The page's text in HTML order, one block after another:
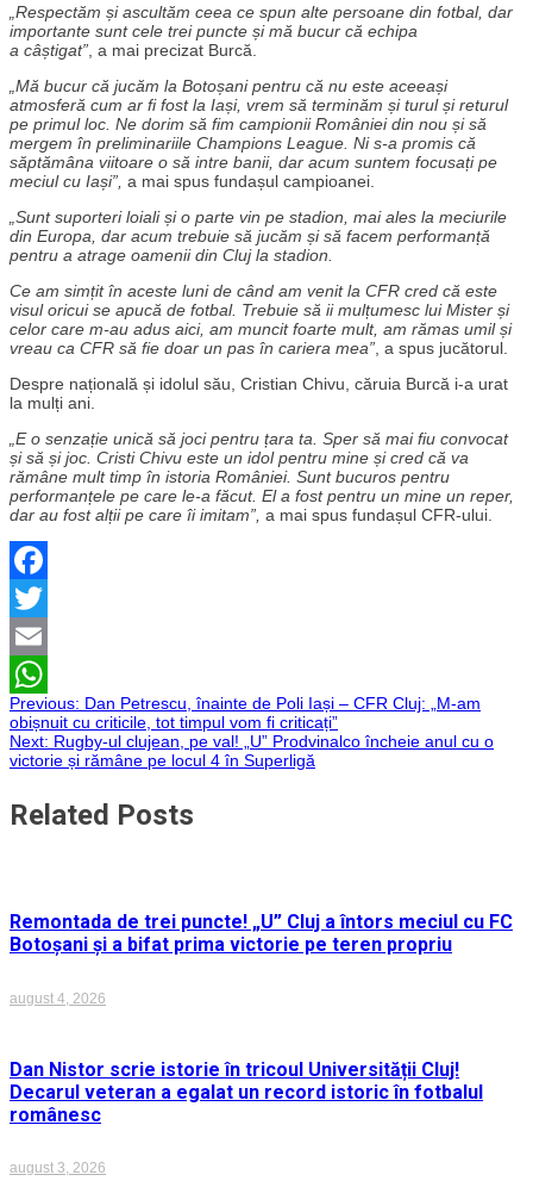
„Respectăm și ascultăm ceea ce spun alte persoane din fotbal, dar
importante sunt cele trei puncte și mă bucur că echipa
a câștigat” , a mai precizat Burcă.
„Mă bucur că jucăm la Botoșani pentru că nu este aceeași
atmosferă cum ar fi fost la Iași, vrem să terminăm și turul și returul
pe primul loc. Ne dorim să fim campionii României din nou și să
mergem în preliminariile Champions League. Ni s-a promis că
săptămâna viitoare o să intre banii, dar acum suntem focusați pe
meciul cu Iași”, a mai spus fundașul campioanei.
„Sunt suporteri loiali și o parte vin pe stadion, mai ales la meciurile
din Europa, dar acum trebuie să jucăm și să facem performanță
pentru a atrage oamenii din Cluj la stadion.
Ce am simțit în aceste luni de când am venit la CFR cred că este
visul oricui se apucă de fotbal. Trebuie să ii mulțumesc lui Mister și
celor care m-au adus aici, am muncit foarte mult, am rămas umil și
vreau ca CFR să fie doar un pas în cariera mea” , a spus jucătorul.
Despre națională și idolul său, Cristian Chivu, căruia Burcă i-a urat
la mulți ani.
„E o senzație unică să joci pentru țara ta. Sper să mai fiu convocat
și să și joc. Cristi Chivu este un idol pentru mine și cred că va
rămâne mult timp în istoria României. Sunt bucuros pentru
performanțele pe care le-a făcut. El a fost pentru un mine un reper,
dar au fost alții pe care îi imitam”, a mai spus fundașul CFR-ului.
Facebook
Twitter
Email
WhatsApp
Navigare
în
articole
Previous: Dan Petrescu, înainte de Poli Iași – CFR Cluj: „M-am
obișnuit cu criticile, tot timpul vom fi criticați”
Next: Rugby-ul clujean, pe val! „U” Prodvinalco încheie anul cu o
victorie și rămâne pe locul 4 în Superligă
Related Posts
Remontada de trei puncte! „U” Cluj a întors meciul cu FC
Botoșani și a bifat prima victorie pe teren propriu
august 4, 2026
Dan Nistor scrie istorie în tricoul Universității Cluj!
Decarul veteran a egalat un record istoric în fotbalul
românesc
august 3, 2026